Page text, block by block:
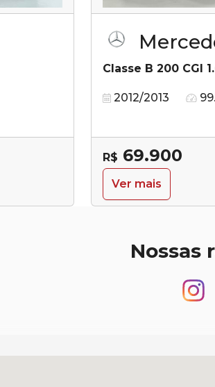
Classe B 200 CGI
2012/2013
R$ 69.900
Ver mais
Nossas